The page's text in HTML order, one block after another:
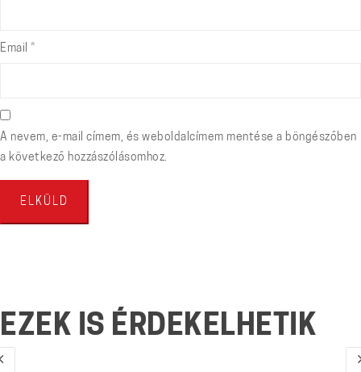
Email *
A nevem, e-mail címem, és weboldalcímem mentése a böngészőben
a következő hozzászólásomhoz.
EZEK IS ÉRDEKELHETIK